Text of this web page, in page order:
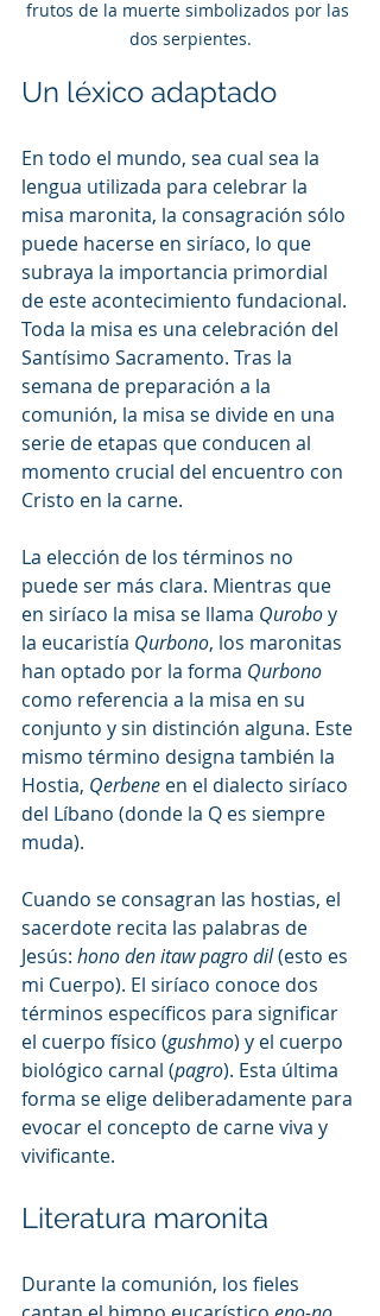
frutos de la muerte simbolizados por las
dos serpientes.
Un léxico adaptado
En todo el mundo, sea cual sea la
lengua utilizada para celebrar la
misa maronita, la consagración sólo
puede hacerse en siríaco, lo que
subraya la importancia primordial
de este acontecimiento fundacional.
Toda la misa es una celebración del
Santísimo Sacramento. Tras la
semana de preparación a la
comunión, la misa se divide en una
serie de etapas que conducen al
momento crucial del encuentro con
Cristo en la carne.
La elección de los términos no
puede ser más clara. Mientras que
en siríaco la misa se llama Qurobo y
la eucaristía Qurbono, los maronitas
han optado por la forma Qurbono
como referencia a la misa en su
conjunto y sin distinción alguna. Este
mismo término designa también la
Hostia, Qerbene en el dialecto siríaco
del Líbano (donde la Q es siempre
muda).
Cuando se consagran las hostias, el
sacerdote recita las palabras de
Jesús: hono den itaw pagro dil (esto es
mi Cuerpo). El siríaco conoce dos
términos específicos para significar
el cuerpo físico (gushmo) y el cuerpo
biológico carnal (pagro). Esta última
forma se elige deliberadamente para
evocar el concepto de carne viva y
vivificante.
Literatura maronita
Durante la comunión, los fieles